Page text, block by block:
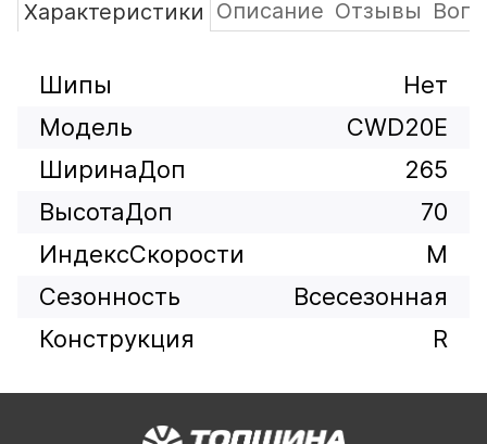
Характеристики Описание Отзывы
Шипы
Нет
Модель
CWD20E
ШиринаДоп
265
ВысотаДоп
70
ИндексСкорости
M
Сезонность
Всесезонная
Конструкция
R